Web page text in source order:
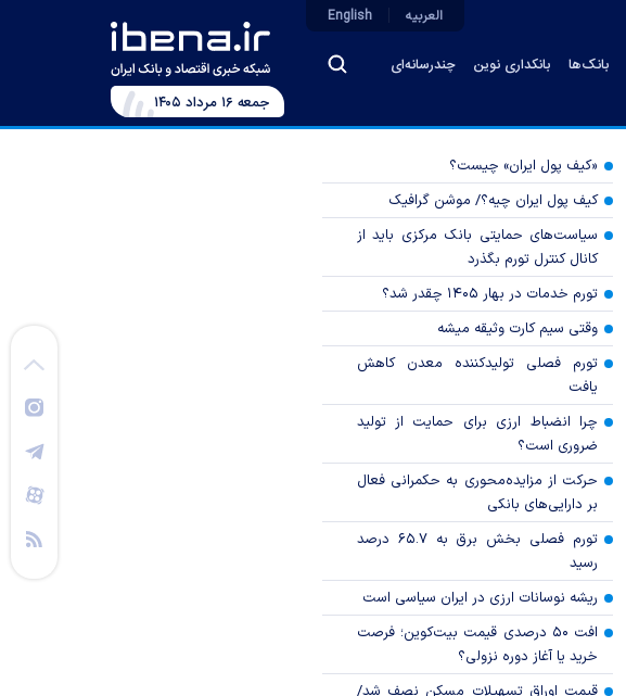
بانک‌ها بانکداری نوین چندرسانه‌ای
العربیه English
جمعه ۱۶ مرداد ۱۴۰۵
«کیف پول ایران» چیست؟
کیف پول ایران چیه؟/ موشن گرافیک
سیاست‌های حمایتی بانک مرکزی باید از
کانال کنترل تورم بگذرد
تورم خدمات در بهار ۱۴۰۵ چقدر شد؟
وقتی سیم کارت وثیقه میشه
تورم فصلی تولیدکننده معدن کاهش
یافت
چرا انضباط ارزی برای حمایت از تولید
ضروری است؟
حرکت از مزایده‌محوری به حکمرانی فعال
بر دارایی‌های بانکی
تورم فصلی بخش برق به ۶۵.۷ درصد
رسید
ریشه نوسانات ارزی در ایران سیاسی است
افت ۵۰ درصدی قیمت بیت‌کوین؛ فرصت
خرید یا آغاز دوره نزولی؟
قیمت اوراق تسهیلات مسکن نصف شد/